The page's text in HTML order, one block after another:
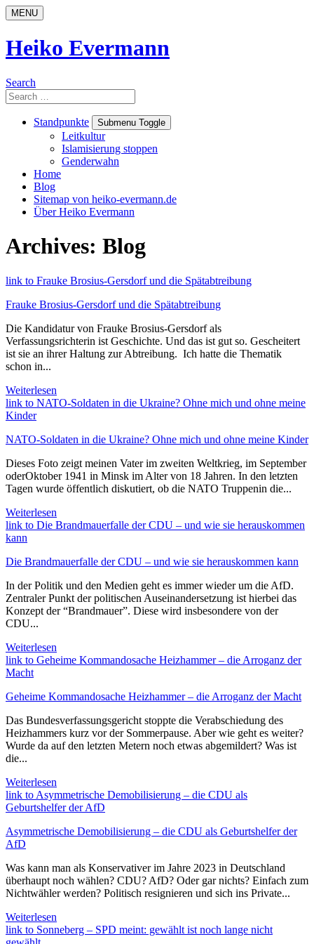
Skip
to
MENU
Heiko Evermann
Search
Search
for:
Standpunkte
Submenu Toggle
Leitkultur
Islamisierung stoppen
Genderwahn
Home
Blog
Sitemap von heiko-evermann.de
Über Heiko Evermann
Archives: Blog
link to Frauke Brosius-Gersdorf und die Spätabtreibung
Frauke Brosius-Gersdorf und die Spätabtreibung
Die Kandidatur von Frauke Brosius-Gersdorf als
Verfassungsrichterin ist Geschichte. Und das ist gut so. Gescheitert
ist sie an ihrer Haltung zur Abtreibung. Ich hatte die Thematik
schon in...
Weiterlesen
link to NATO-Soldaten in die Ukraine? Ohne mich und ohne meine
Kinder
NATO-Soldaten in die Ukraine? Ohne mich und ohne meine Kinder
Dieses Foto zeigt meinen Vater im zweiten Weltkrieg, im September
oderOktober 1941 in Minsk im Alter von 18 Jahren. In den letzten
Tagen wurde öffentlich diskutiert, ob die NATO Truppenin die...
Weiterlesen
link to Die Brandmauerfalle der CDU – und wie sie herauskommen
kann
Die Brandmauerfalle der CDU – und wie sie herauskommen kann
In der Politik und den Medien geht es immer wieder um die AfD.
Zentraler Punkt der politischen Auseinandersetzung ist hierbei das
Konzept der “Brandmauer”. Diese wird insbesondere von der
CDU...
Weiterlesen
link to Geheime Kommandosache Heizhammer – die Arroganz der
Macht
Geheime Kommandosache Heizhammer – die Arroganz der Macht
Das Bundesverfassungsgericht stoppte die Verabschiedung des
Heizhammers kurz vor der Sommerpause. Aber wie geht es weiter?
Wurde da auf den letzten Metern noch etwas abgemildert? Was ist
die...
Weiterlesen
link to Asymmetrische Demobilisierung – die CDU als
Geburtshelfer der AfD
Asymmetrische Demobilisierung – die CDU als Geburtshelfer der
AfD
Was kann man als Konservativer im Jahre 2023 in Deutschland
überhaupt noch wählen? CDU? AfD? Oder gar nichts? Einfach zum
Nichtwähler werden? Politisch resignieren und sich ins Private...
Weiterlesen
link to Sonneberg – SPD meint: gewählt ist noch lange nicht